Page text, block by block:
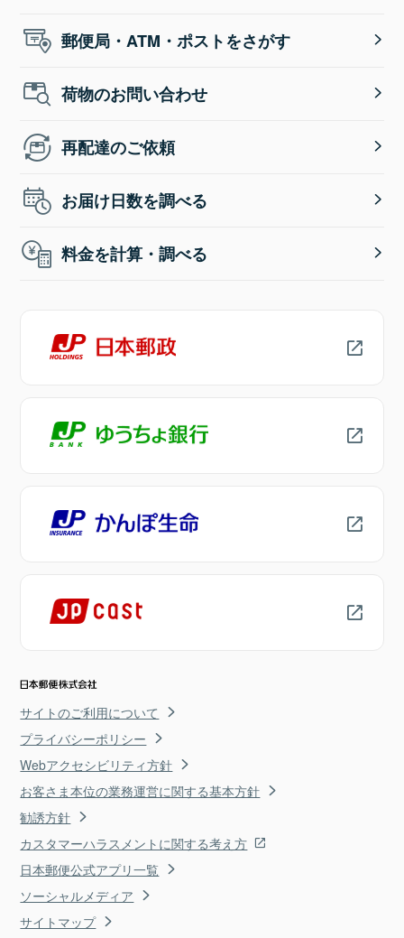
郵便局・ATM・ポストをさがす
荷物のお問い合わせ
再配達のご依頼
お届け日数を調べる
料金を計算・調べる
サイトのご利用について
プライバシーポリシー
Webアクセシビリティ方針
お客さま本位の業務運営に関する基本方針
勧誘方針
カスタマーハラスメントに関する考え方
日本郵便公式アプリ一覧
ソーシャルメディア
サイトマップ